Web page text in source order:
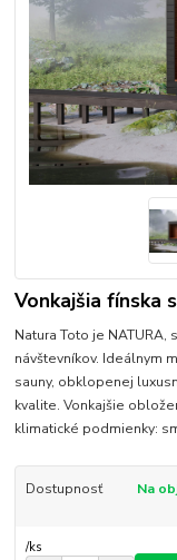
Vonkajšia fínska
Natura Toto je
návštevníkov. Ideálnym
sauny, obklopenej
kvalite. Vonkajšie
klimatické podmienky:
Dostupnosť Na
/ks